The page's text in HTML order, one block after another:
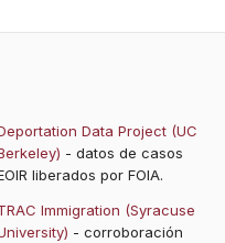
Data Project (UC
- datos de casos
liberados por FOIA.
Immigration (Syracuse
- corroboración